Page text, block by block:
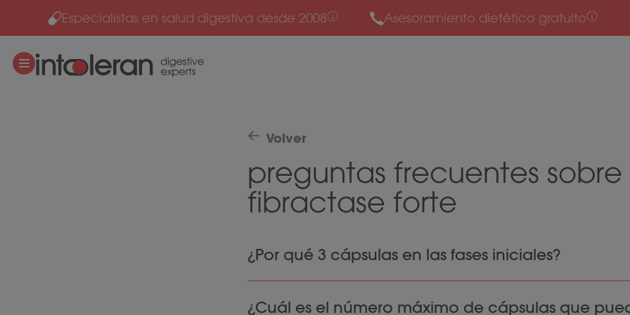
Ir al contenidoEspecialistas en salud digestiva desde 2008 Asesoramiento dietético gratuito
preguntas frecuentes sobre
fibractase forte
Volver
¿Por qué 3 cápsulas en las fases iniciales?
incluyan hidratos de carbono complejos. De esta forma, entra
¿Cuál es el número máximo de cápsulas que